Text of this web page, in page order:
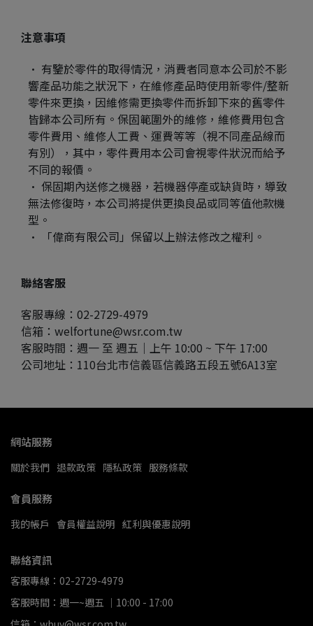
注意事項
有鑒於零件的取得情況，消費者同意本公司於不影
響產品功能之狀況下，在維修產品時使用新零件/整新
零件來更換，因維修需更換零件而拆卸下來的舊零件
皆歸本公司所有。保固範圍外的維修，維修費用包含
零件費用、維修人工費、運費等等（視不同產品線而
有別），其中，零件費用本公司會視零件狀況而給予
不同的報價。
保固期內送修之機器，若機器停產或缺貨時，導致
無法修復時，本公司將提供更換良品或同等值他款機
型。
「偉商有限公司」保留以上辦法修改之權利。
聯絡客服
客服專線：02-2729-4979
信箱：welfortune@wsr.com.tw
客服時間：週一 至 週五｜上午 10:00 ~ 下午 17:00
公司地址：110台北市信義區信義路五段五號6A13室
網站服務
關於我們 退款政策 隱私政策 服務條款
會員服務
我的帳戶 會員權益說明 紅利與優惠說明
聯絡資訊
客服專線：02-2729-4979
客服時間：週一~週五 ｜10:00 - 17:00